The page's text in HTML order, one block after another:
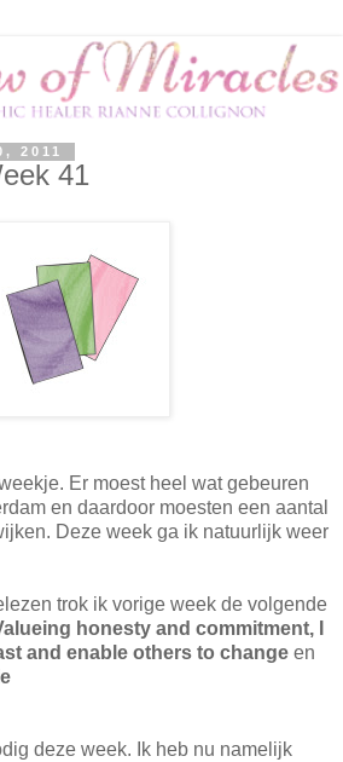
2011
41
Er moest heel wat gebeuren
en daardoor moesten een aantal
Deze week ga ik natuurlijk weer
trok ik vorige week de volgende
honesty and commitment, I
and enable others to change en
deze week. Ik heb nu namelijk